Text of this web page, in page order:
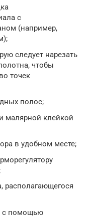
с
(например,
следует нарезать
чтобы
точек
полос;
малярной клейкой
в удобном месте;
располагающегося
с помощью